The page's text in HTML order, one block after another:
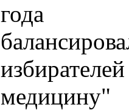
года
медицину"